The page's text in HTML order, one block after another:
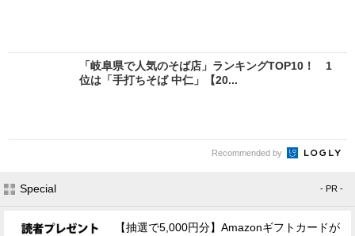
「岐阜県で人気のそば店」ランキングTOP10！ 1
位は「手打ちそば 中仁」【20...
Recommended by
Special - PR -
【抽選で5,000円分】Amazonギフトカードが